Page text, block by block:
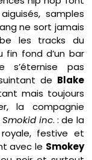
samples
ne sort jamais
les tracks du
fin fond d’un bar
pas
de Blake
mais toujours
la compagnie
Smokid inc. : de la
festive et
avec le Smokey